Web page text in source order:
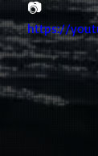
📷
https://